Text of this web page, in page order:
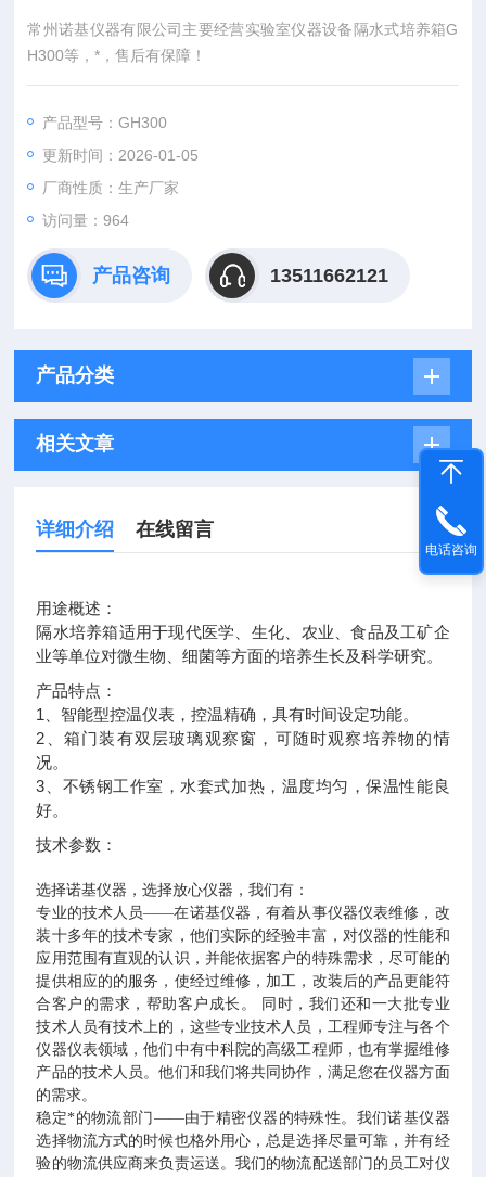
常州诺基仪器有限公司主要经营实验室仪器设备隔水式培养箱G
H300等，*，售后有保障！
产品型号：GH300
更新时间：2026-01-05
厂商性质：生产厂家
访问量：964
产品咨询 13511662121
产品分类
相关文章
详细介绍 在线留言
用途概述：
隔水培养箱适用于现代医学、生化、农业、食品及工矿企
业等单位对微生物、细菌等方面的培养生长及科学研究。
产品特点：
1、智能型控温仪表，控温精确，具有时间设定功能。
2、箱门装有双层玻璃观察窗，可随时观察培养物的情
况。
3、不锈钢工作室，水套式加热，温度均匀，保温性能良
好。
技术参数：
选择诺基仪器 ，选择放心仪器，我们有：
专业的技术人员——在诺基仪器 ，有着从事仪器仪表维修，改
装十多年的技术专家，他们实际的经验丰富，对仪器的性能和
应用范围有直观的认识，并能依据客户的特殊需求，尽可能的
提供相应的的服务，使经过维修，加工，改装后的产品更能符
合客户的需求，帮助客户成长。
同时，我们还和一大批专业
技术人员有技术上的，这些专业技术人员，工程师专注与各个
仪器仪表领域，他们中有中科院的高级工程师，也有掌握维修
产品的技术人员。他们和我们将共同协作，满足您在仪器方面
的需求。
稳定*的物流部门——由于精密仪器的特殊性。我们诺基仪器
选择物流方式的时候也格外用心，总是选择尽量可靠，并有经
验的物流供应商来负责运送。我们的物流配送部门的员工对仪
电话咨询